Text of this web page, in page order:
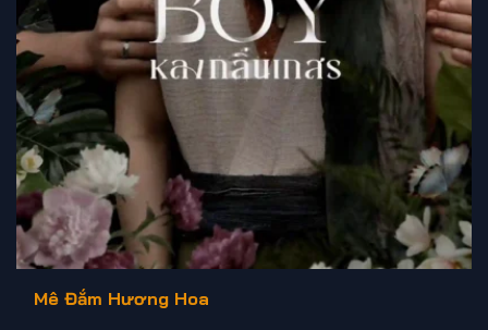
Mê Đắm Hương Hoa